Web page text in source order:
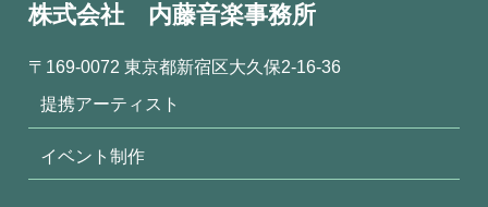
株式会社 内藤音楽事務所
〒169-0072 東京都新宿区大久保2-16-36
提携アーティスト
イベント制作